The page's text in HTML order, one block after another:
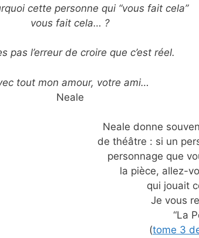
cette personne qui “vous fait cela”
vous fait cela… ?
pas l’erreur de croire que c’est réel.
tout mon amour, votre ami…
Neale
Neale donne
de théâtre : si un
personnage que
la pièce, allez-
qui jouait
Je vous
“La
(tome 3